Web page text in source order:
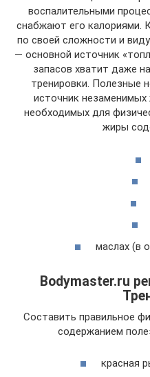
воспалительными
снабжают его калориями.
по своей сложности и
— основной источник
запасов хватит даже
тренировки. Полезные
источник
необходимых для
жиры
маслах (в
Bodymaster.ru
Составить правильное
содержанием
красная